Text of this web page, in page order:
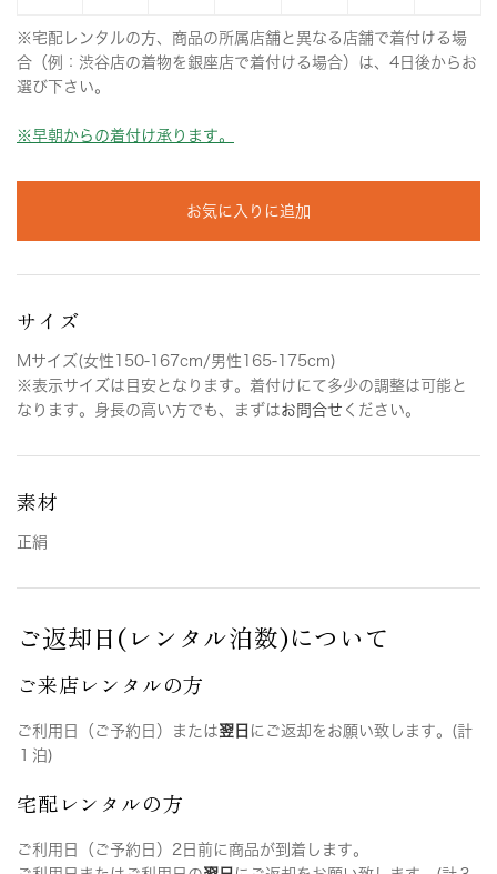
※宅配レンタルの方、商品の所属店舗と異なる店舗で着付ける場
合（例：渋谷店の着物を銀座店で着付ける場合）は、4日後からお
選び下さい。
※早朝からの着付け承ります。
お気に入りに追加
サイズ
Mサイズ(女性150-167cm/男性165-175cm)
※表示サイズは目安となります。着付けにて多少の調整は可能と
なります。身長の高い方でも、まずはお問合せ ください。
素材
正絹
ご返却日(レンタル泊数)について
ご来店レンタルの方
ご利用日（ご予約日）または翌日 にご返却をお願い致します。(計
１泊)
宅配レンタルの方
ご利用日（ご予約日）2日前に商品が到着します。